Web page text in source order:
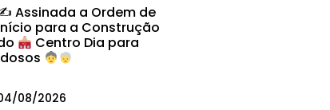
Assinada a Ordem de
para a Construção
Centro Dia para
08/2026